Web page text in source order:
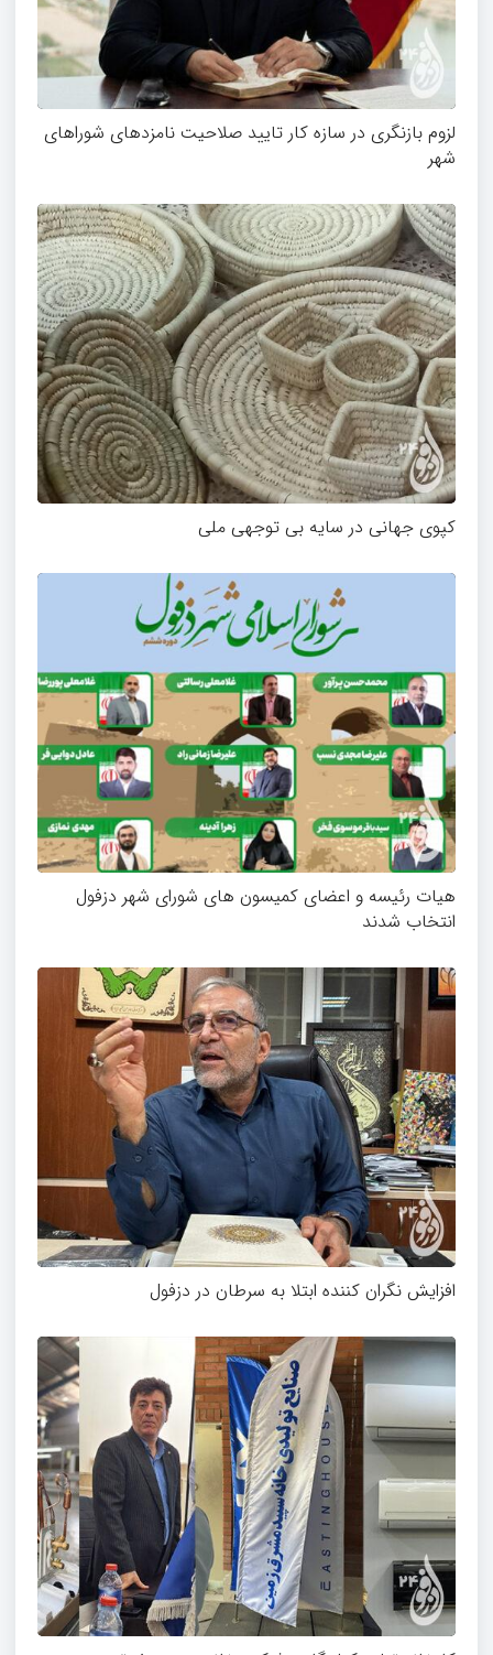
لزوم بازنگری در سازه کار تایید صلاحیت نامزدهای شوراهای
شهر
کپوی جهانی در سایه بی توجهی ملی
هیات رئیسه و اعضای کمیسون های شورای شهر دزفول
انتخاب شدند
افزایش نگران کننده ابتلا به سرطان در دزفول